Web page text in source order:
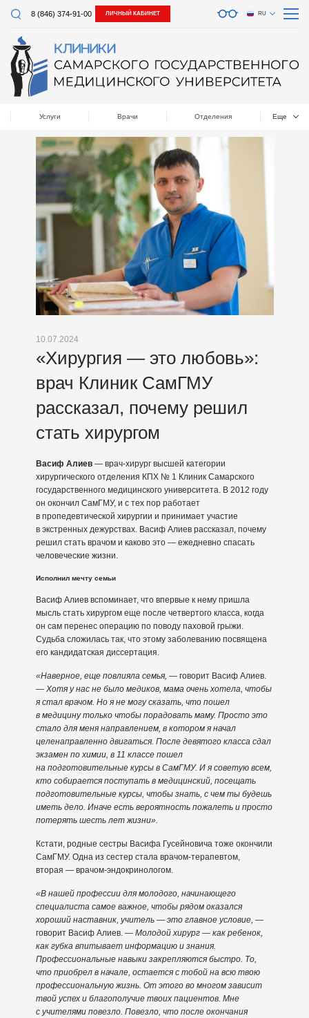
8 (846) 374-91-00 ЛИЧНЫЙ КАБИНЕТ RU
Услуги Врачи Отделения Еще
10.07.2024
«Хирургия — это любовь»:
врач Клиник СамГМУ
рассказал, почему решил
стать хирургом
Васиф Алиев— врач-хирург высшей категории
хирургического отделения КПХ № 1 Клиник Самарского
государственного медицинского университета. В 2012 году
он окончил СамГМУ, и с тех пор работает
в пропедевтической хирургии и принимает участие
в экстренных дежурствах. Васиф Алиев рассказал, почему
решил стать врачом и каково это — ежедневно спасать
человеческие жизни.
Исполнил мечту семьи
Васиф Алиев вспоминает, что впервые к нему пришла
мысль стать хирургом еще после четвертого класса, когда
он сам перенес операцию по поводу паховой грыжи.
Судьба сложилась так, что этому заболеванию посвящена
его кандидатская диссертация.
«Наверное, еще повлияла семья, — говорит Васиф Алиев.
— Хотя у нас не было медиков, мама очень хотела, чтобы
я стал врачом. Но я не могу сказать, что пошел
в медицину только чтобы порадовать маму. Просто это
стало для меня направлением, в котором я начал
целенаправленно двигаться. После девятого класса сдал
экзамен по химии, в 11 классе пошел
на подготовительные курсы в СамГМУ. И я советую всем,
кто собирается поступать в медицинский, посещать
подготовительные курсы, чтобы знать, с чем ты будешь
иметь дело. Иначе есть вероятность пожалеть и просто
потерять шесть лет жизни».
Кстати, родные сестры Васифа Гусейновича тоже окончили
СамГМУ. Одна из сестер стала врачом-терапевтом,
вторая — врачом-эндокринологом.
«В нашей профессии для молодого, начинающего
специалиста самое важное, чтобы рядом оказался
хороший наставник, учитель — это главное условие, —
говорит Васиф Алиев. — Молодой хирург — как ребенок,
как губка впитывает информацию и знания.
Профессиональные навыки закрепляются быстро. То,
что приобрел в начале, остается с тобой на всю твою
профессиональную жизнь. От этого во многом зависит
твой успех и благополучие твоих пациентов. Мне
с учителями повезло. Повезло, что после окончания